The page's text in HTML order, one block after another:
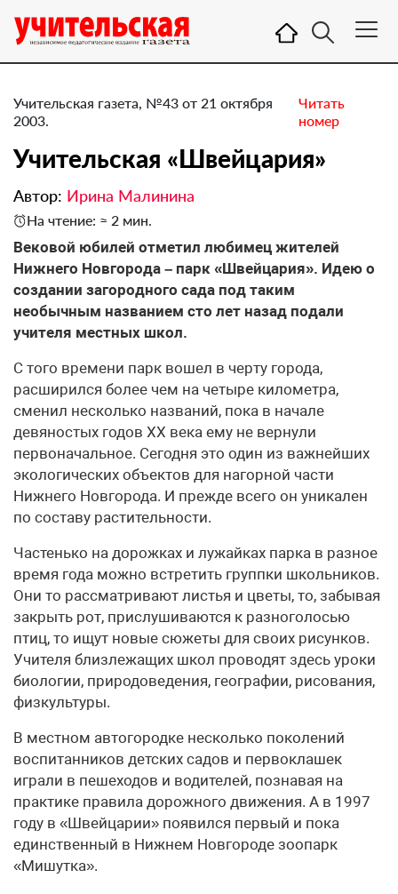
Учительская газета, №43 от 21 октября
2003.
Читать
номер
Учительская «Швейцария»
Автор: Ирина Малинина
На чтение: ≈ 2 мин.
Вековой юбилей отметил любимец жителей
Нижнего Новгорода – парк «Швейцария». Идею о
создании загородного сада под таким
необычным названием сто лет назад подали
учителя местных школ.
С того времени парк вошел в черту города,
расширился более чем на четыре километра,
сменил несколько названий, пока в начале
девяностых годов ХХ века ему не вернули
первоначальное. Сегодня это один из важнейших
экологических объектов для нагорной части
Нижнего Новгорода. И прежде всего он уникален
по составу растительности.
Частенько на дорожках и лужайках парка в разное
время года можно встретить группки школьников.
Они то рассматривают листья и цветы, то, забывая
закрыть рот, прислушиваются к разноголосью
птиц, то ищут новые сюжеты для своих рисунков.
Учителя близлежащих школ проводят здесь уроки
биологии, природоведения, географии, рисования,
физкультуры.
В местном автогородке несколько поколений
воспитанников детских садов и первоклашек
играли в пешеходов и водителей, познавая на
практике правила дорожного движения. А в 1997
году в «Швейцарии» появился первый и пока
единственный в Нижнем Новгороде зоопарк
«Мишутка».